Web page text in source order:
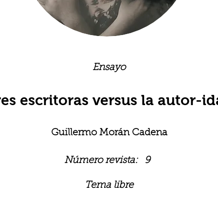
Ensayo
escritoras versus la autor-
Guillermo Morán Cadena
Número revista: 9
Tema libre